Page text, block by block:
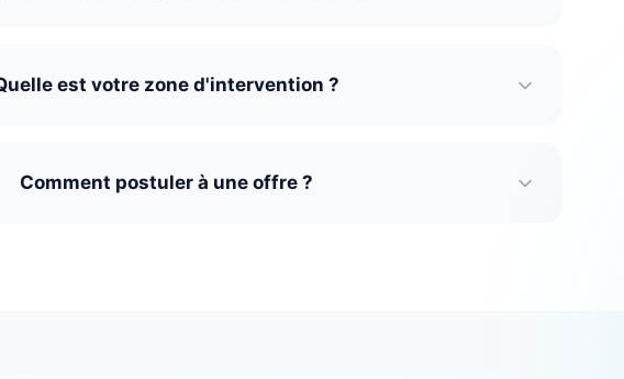
est votre zone d'intervention ?
Comment postuler à une offre ?